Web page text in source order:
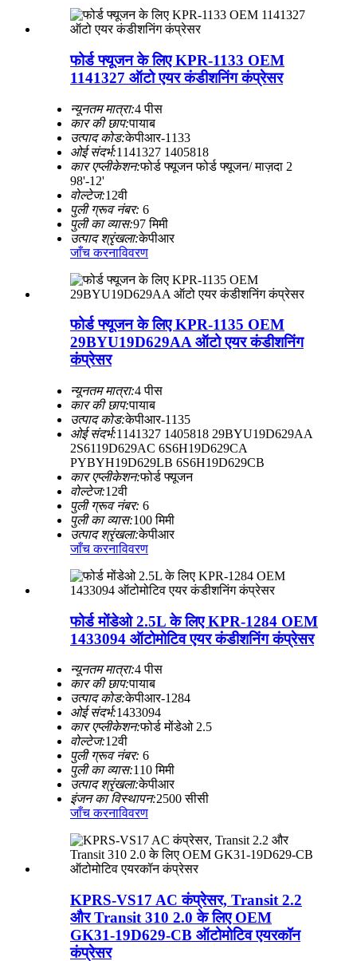
फोर्ड फ्यूजन के लिए KPR-1133 OEM
1141327 ऑटो एयर कंडीशनिंग कंप्रेसर
न्यूनतम मात्रा:4 पीस
कार की छाप:पायाब
उत्पाद कोड:केपीआर-1133
ओई संदर्भ:1141327 1405818
कार एप्लीकेशन:फोर्ड फ्यूजन फोर्ड फ्यूजन/ माज़दा 2
98'-12'
वोल्टेज:12वी
पुली ग्रूव नंबर: 6
पुली का व्यास:97 मिमी
उत्पाद श्रृंखला:केपीआर
जाँच करनाविवरण
फोर्ड फ्यूजन के लिए KPR-1135 OEM
29BYU19D629AA ऑटो एयर कंडीशनिंग
कंप्रेसर
न्यूनतम मात्रा:4 पीस
कार की छाप:पायाब
उत्पाद कोड:केपीआर-1135
ओई संदर्भ:1141327 1405818 29BYU19D629AA
2S6119D629AC 6S6H19D629CA
PYBYH19D629LB 6S6H19D629CB
कार एप्लीकेशन:फोर्ड फ्यूजन
वोल्टेज:12वी
पुली ग्रूव नंबर: 6
पुली का व्यास:100 मिमी
उत्पाद श्रृंखला:केपीआर
जाँच करनाविवरण
फोर्ड मोंडेओ 2.5L के लिए KPR-1284 OEM
1433094 ऑटोमोटिव एयर कंडीशनिंग कंप्रेसर
न्यूनतम मात्रा:4 पीस
कार की छाप:पायाब
उत्पाद कोड:केपीआर-1284
ओई संदर्भ:1433094
कार एप्लीकेशन:फोर्ड मोंडेओ 2.5
वोल्टेज:12वी
पुली ग्रूव नंबर: 6
पुली का व्यास:110 मिमी
उत्पाद श्रृंखला:केपीआर
इंजन का विस्थापन:2500 सीसी
जाँच करनाविवरण
KPRS-VS17 AC कंप्रेसर, Transit 2.2
और Transit 310 2.0 के लिए OEM
GK31-19D629-CB ऑटोमोटिव एयरकॉन
कंप्रेसर